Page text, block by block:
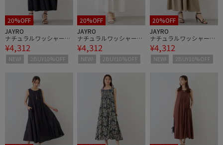
20%OFF
JAYRO
ナチュラルワッシャー切
替ティアードスカート
¥4,312
NEW! 2BUY10%OFF
20%OFF
JAYRO
ナチュラルワッシャー切
替ティアードスカート
¥4,312
NEW! 2BUY10%OFF
20%OFF
JAYRO
ナチュラルワッシャー切
替ティアードスカート
¥4,312
NEW! 2BUY10%OFF